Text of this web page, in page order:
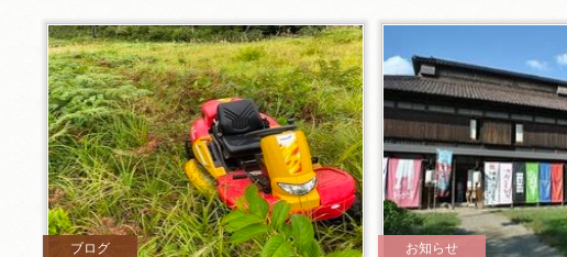
ブログ お知らせ